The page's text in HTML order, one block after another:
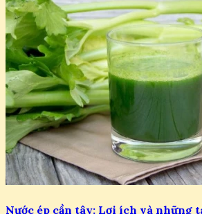
Nước ép cần tây: Lợi ích và những